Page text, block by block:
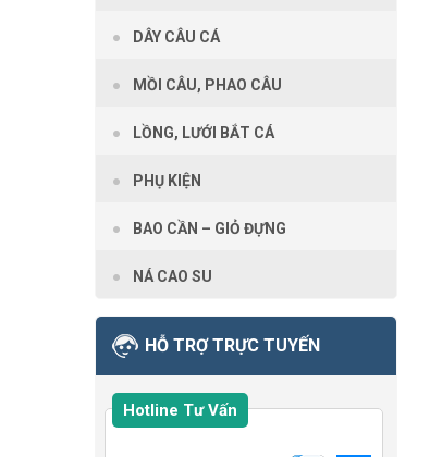
DÂY CÂU CÁ
MỒI CÂU, PHAO CÂU
LỒNG, LƯỚI BẮT CÁ
PHỤ KIỆN
BAO CẦN – GIỎ ĐỰNG
NÁ CAO SU
HỖ TRỢ TRỰC TUYẾN
Hotline Tư Vấn